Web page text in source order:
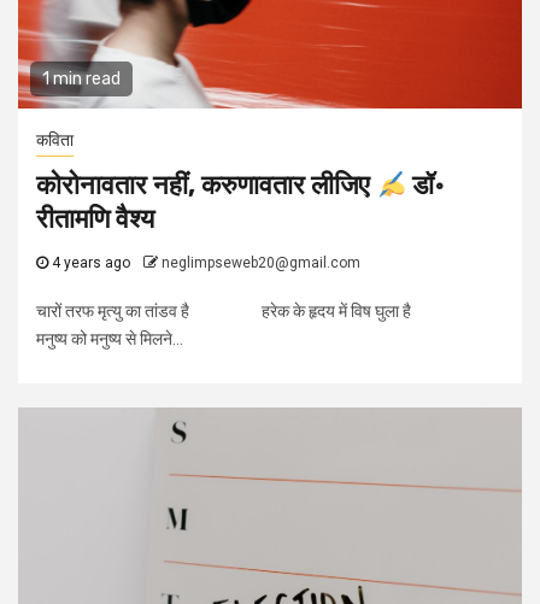
1 min read
कविता
कोरोनावतार नहीं, करुणावतार लीजिए
डॉ॰
रीतामणि वैश्य
4 years ago neglimpseweb20@gmail.com
चारों तरफ मृत्यु का तांडव है हरेक के हृदय में विष घुला है
मनुष्य को मनुष्य से मिलने...